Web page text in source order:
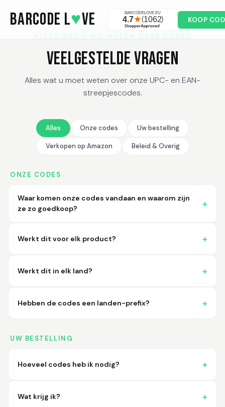
BARCODE L♥VE
KOOP
ALLES WAT U WIL WETEN OVER CODES
Veelgestelde Vragen
Alles wat u moet weten over onze UPC- en EAN-
streepjescodes.
Alles Onze codes Uw bestelling
Verkopen op Amazon Beleid & Overig
ONZE CODES
Waar komen onze codes vandaan en waarom zijn
ze zo goedkoop?
Werkt dit voor elk product?
Werkt dit in elk land?
Hebben de codes een landen-prefix?
UW BESTELLING
Hoeveel codes heb ik nodig?
Wat krijg ik?